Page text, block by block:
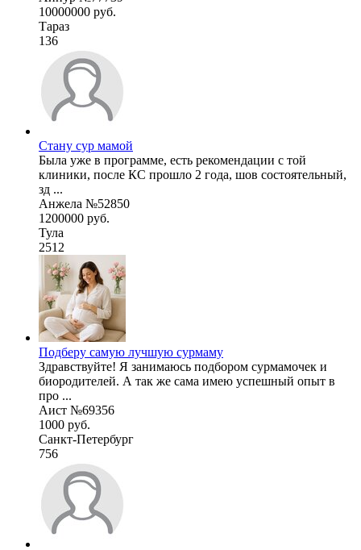
10000000 руб.
Тараз
136
Стану сур мамой
Была уже в программе, есть рекомендации с той
клиники, после КС прошло 2 года, шов состоятельный,
зд ...
Анжела №52850
1200000 руб.
Тула
2512
Подберу самую лучшую сурмаму
Здравствуйте! Я занимаюсь подбором сурмамочек и
биородителей. А так же сама имею успешный опыт в
про ...
Аист №69356
1000 руб.
Санкт-Петербург
756